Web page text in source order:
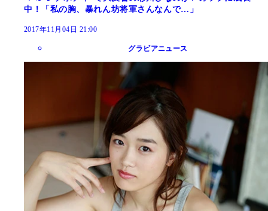
中！「私の胸、暴れん坊将軍さんなんで…」
2017年11月04日 21:00
グラビアニュース